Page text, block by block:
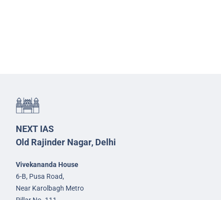
NEXT IAS
Old Rajinder Nagar, Delhi
Vivekananda House
6-B, Pusa Road,
Near Karolbagh Metro